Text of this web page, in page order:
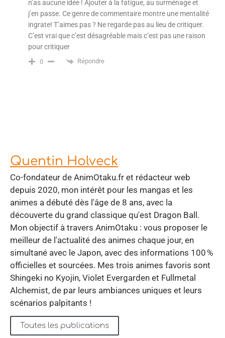
n’as aucune idée ! Ajouter à la fatigue, au surménage et
j’en passe. Ce genre de commentaire montre une mentalité
ingrate! T’aimes pas ? Ne regarde pas au lieu de critiquer.
C’est vrai que c’est désagréable mais c’est pas une raison
pour critiquer
0 Répondre
Quentin Holveck
Co-fondateur de AnimOtaku.fr et rédacteur web
depuis 2020, mon intérêt pour les mangas et les
animes a débuté dès l'âge de 8 ans, avec la
découverte du grand classique qu'est Dragon Ball.
Mon objectif à travers AnimOtaku : vous proposer le
meilleur de l'actualité des animes chaque jour, en
simultané avec le Japon, avec des informations 100 %
officielles et sourcées. Mes trois animes favoris sont
Shingeki no Kyojin, Violet Evergarden et Fullmetal
Alchemist, de par leurs ambiances uniques et leurs
scénarios palpitants !
Toutes les publications